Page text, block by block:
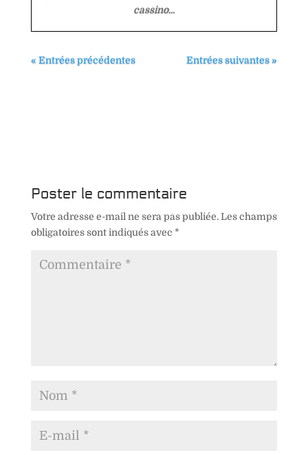
cassino...
« Entrées précédentes Entrées suivantes »
Poster le commentaire
Votre adresse e-mail ne sera pas publiée. Les champs
obligatoires sont indiqués avec *